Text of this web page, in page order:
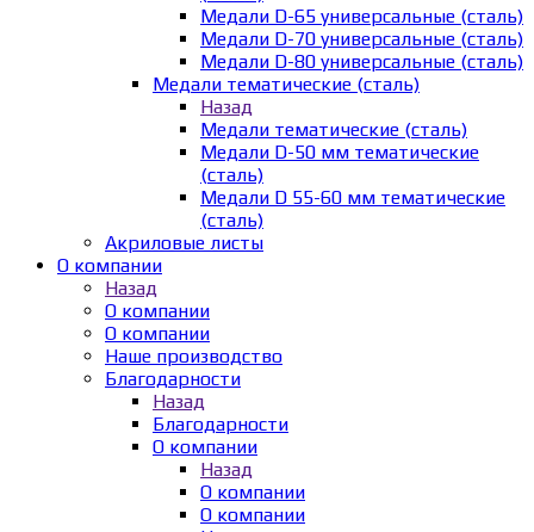
Медали D-65 универсальные (сталь)
Медали D-70 универсальные (сталь)
Медали D-80 универсальные (сталь)
Медали тематические (сталь)
Назад
Медали тематические (сталь)
Медали D-50 мм тематические
(сталь)
Медали D 55-60 мм тематические
(сталь)
Акриловые листы
О компании
Назад
О компании
О компании
Наше производство
Благодарности
Назад
Благодарности
О компании
Назад
О компании
О компании